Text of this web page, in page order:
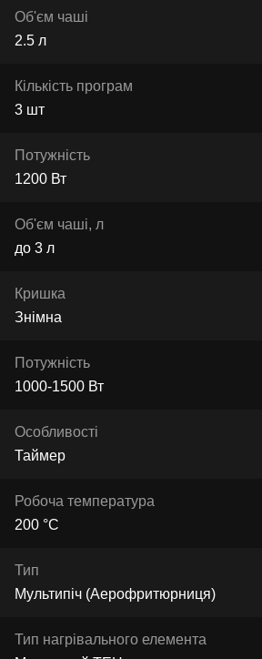
Об'єм чаші
2.5 л
Кількість програм
3 шт
Потужність
1200 Вт
Об'єм чаші, л
до 3 л
Кришка
Знімна
Потужність
1000-1500 Вт
Особливості
Таймер
Робоча температура
200 °C
Тип
Мультипіч (Аерофритюрниця)
Тип нагрівального елемента